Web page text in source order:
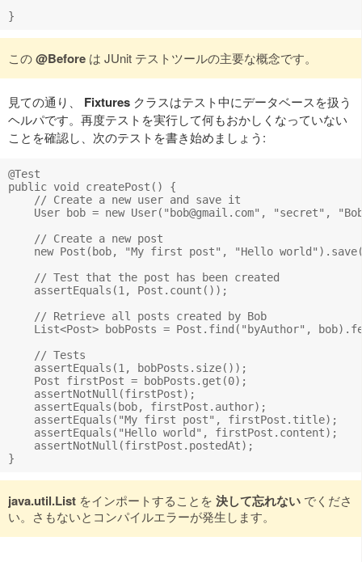
この@Before は JUnit テストツールの主要な概念です。
見ての通り、 Fixtures クラスはテスト中にデータベースを扱う
ヘルパです。再度テストを実行して何もおかしくなっていない
ことを確認し、次のテストを書き始めましょう:
@Test
public void createPost() {
    // Create a new user and save it
    User bob = new User("
bob@gmail.com", "secret",
    // Create a new post
new Post(bob, "My first post", "Hello
    // Test that the post has been created
    assertEquals(1, Post.count());
    // Retrieve all posts created by Bob
List<Post> bobPosts = Post.find("byAuthor",
    // Tests
    assertEquals(1, bobPosts.size());
    Post firstPost = bobPosts.get(0);
    assertNotNull(firstPost);
    assertEquals(bob, firstPost.author);
    assertEquals("My first post", firstPost.title);
    assertEquals("Hello world", firstPost.content);
    assertNotNull(firstPost.postedAt);
java.util.List をインポートすることを 決して忘れない でくださ
い。さもないとコンパイルエラーが発生します。